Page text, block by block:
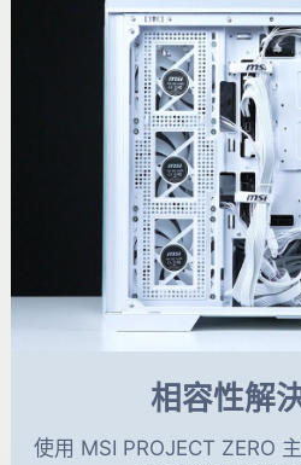
相容性解
使用 MSI PROJECT ZERO